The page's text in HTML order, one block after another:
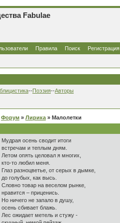
Fabulae
Правила Поиск Регистрация
--Поэзия--Авторы
Форум » Лирика » Малолетки
Мудрая осень сводит итоги
встречам и теплым дням.
Летом опять целовал я многих,
кто-то любил меня.
Глаз разноцветье, от серых в дымке,
до голубых, как высь.
Словно товар на веселом рынке,
нравится – приценись.
Но ничего не запало в душу,
осень сбивает блажь.
Лес ожидает метель и стужу -